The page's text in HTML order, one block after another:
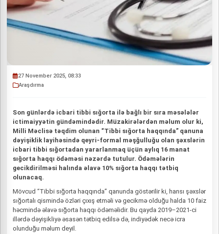
27 November 2025, 08:33
Araşdırma
Son günlərdə icbari tibbi sığorta ilə bağlı bir sıra məsələlər
ictimaiyyətin gündəmindədir. Müzakirələrdən məlum olur ki,
Milli Məclisə təqdim olunan “Tibbi sığorta haqqında” qanuna
dəyişiklik layihəsində qeyri-formal məşğulluğu olan şəxslərin
icbari tibbi sığortadan yararlanmaq üçün aylıq 16 manat
sığorta haqqı ödəməsi nəzərdə tutulur. Ödəmələrin
gecikdirilməsi halında əlavə 10% sığorta haqqı tətbiq
olunacaq.
Mövcud “Tibbi sığorta haqqında” qanunda göstərilir ki, hansı şəxslər
sığortalı qismində özləri çıxış etməli və gecikmə olduğu halda 10 faiz
həcmində əlavə sığorta haqqı ödəməlidir. Bu qayda 2019–2021-ci
illərdə dəyişikliyə əsasən tətbiq edilsə də, indiyədək necə icra
olunduğu məlum deyil.